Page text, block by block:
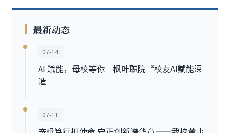
最新动态
07-14
AI 赋能，母校等你｜枫叶职院“校友AI赋能深
造
07-11